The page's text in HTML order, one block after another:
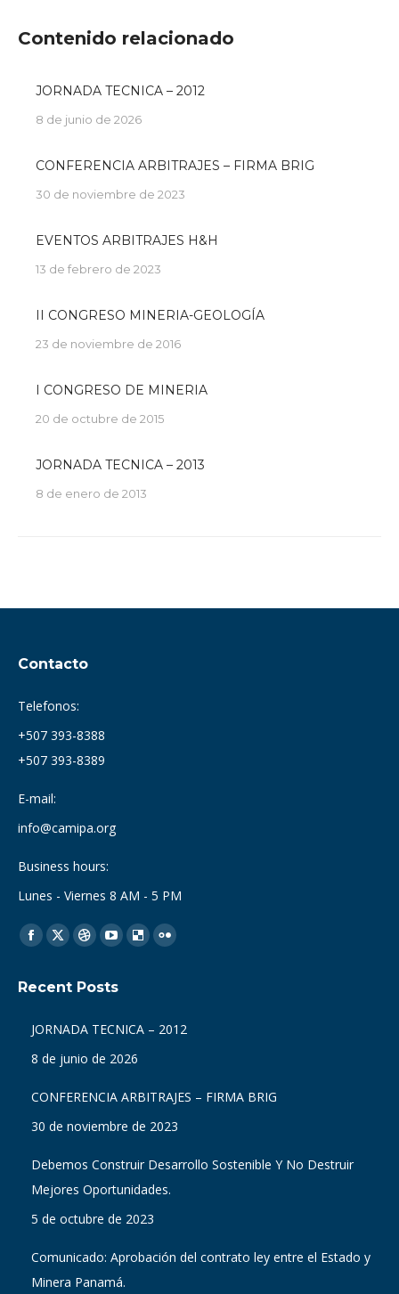
Contenido relacionado
JORNADA TECNICA – 2012
8 de junio de 2026
CONFERENCIA ARBITRAJES – FIRMA BRIG
30 de noviembre de 2023
EVENTOS ARBITRAJES H&H
13 de febrero de 2023
II CONGRESO MINERIA-GEOLOGÍA
23 de noviembre de 2016
I CONGRESO DE MINERIA
20 de octubre de 2015
JORNADA TECNICA – 2013
8 de enero de 2013
Contacto
Telefonos:
+507 393-8388
+507 393-8389
E-mail:
info@camipa.org
Business hours:
Lunes - Viernes 8 AM - 5 PM
Find us on:
Facebook
opens
new
window
X
opens
new
window
Dribbble
opens
new
window
YouTube
opens
new
window
Delicious
new
window
Flickr
new
Recent Posts
JORNADA TECNICA – 2012
8 de junio de 2026
CONFERENCIA ARBITRAJES – FIRMA BRIG
30 de noviembre de 2023
Debemos Construir Desarrollo Sostenible Y No Destruir
Mejores Oportunidades.
5 de octubre de 2023
Comunicado: Aprobación del contrato ley entre el Estado y
Minera Panamá.